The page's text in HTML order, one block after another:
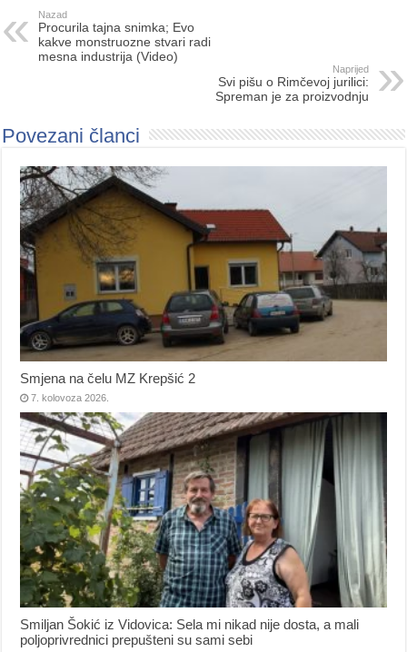
Nazad
Procurila tajna snimka; Evo
kakve monstruozne stvari radi
mesna industrija (Video)
Naprijed
Svi pišu o Rimčevoj jurilici:
Spreman je za proizvodnju
Povezani članci
Smjena na čelu MZ Krepšić 2
7. kolovoza 2026.
Smiljan Šokić iz Vidovica: Sela mi nikad nije dosta, a mali
poljoprivrednici prepušteni su sami sebi